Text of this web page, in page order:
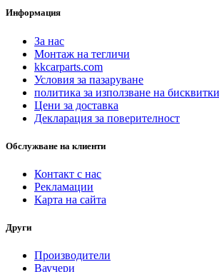
Информация
За нас
Монтаж на тегличи
kkcarparts.com
Условия за пазаруване
политика за използване на бисквитки
Цени за доставка
Декларация за поверителност
Обслужване на клиенти
Контакт с нас
Рекламации
Карта на сайта
Други
Производители
Ваучери